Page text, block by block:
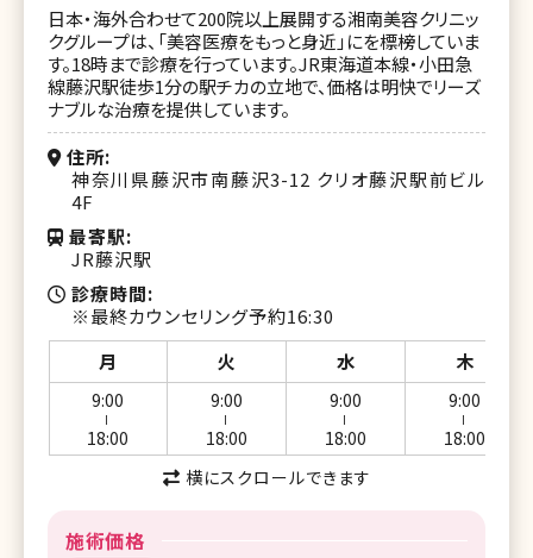
日本・海外合わせて200院以上展開する湘南美容クリニッ
クグループは、「美容医療をもっと身近」にを標榜していま
す。18時まで診療を行っています。JR東海道本線・小田急
線藤沢駅徒歩1分の駅チカの立地で、価格は明快でリーズ
ナブルな治療を提供しています。
住所
神奈川県藤沢市南藤沢3-12 クリオ藤沢駅前ビル
4F
最寄駅
JR藤沢駅
診療時間
※最終カウンセリング予約16:30
月
火 水 木
9:00
18:00
9:00
18:00
9:00
18:00
9:00
18:00
横にスクロールできます
施術価格